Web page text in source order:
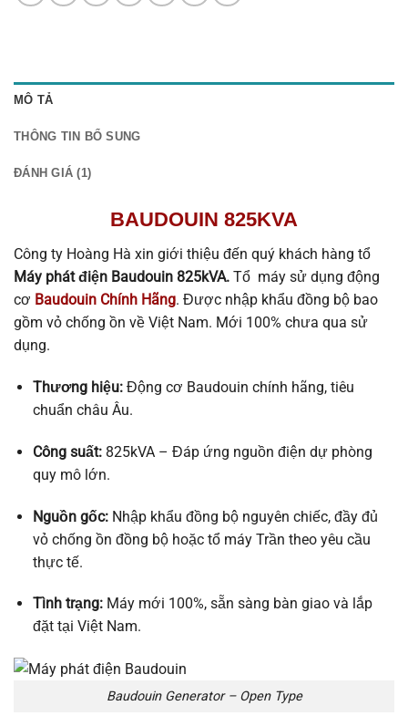
MÔ TẢ
THÔNG TIN BỔ SUNG
ĐÁNH GIÁ (1)
BAUDOUIN 825KVA
Công ty Hoàng Hà xin giới thiệu đến quý khách hàng tổ
Máy phát điện Baudouin 825kVA. Tổ máy sử dụng động
cơ Baudouin Chính Hãng. Được nhập khẩu đồng bộ bao
gồm vỏ chống ồn về Việt Nam. Mới 100% chưa qua sử
dụng.
Thương hiệu:Động cơ Baudouin chính hãng, tiêu
chuẩn châu Âu.
Công suất:825kVA – Đáp ứng nguồn điện dự phòng
quy mô lớn.
Nguồn gốc:Nhập khẩu đồng bộ nguyên chiếc, đầy đủ
vỏ chống ồn đồng bộ hoặc tổ máy Trần theo yêu cầu
thực tế.
Tình trạng:Máy mới 100%, sẵn sàng bàn giao và lắp
đặt tại Việt Nam.
Baudouin Generator – Open Type